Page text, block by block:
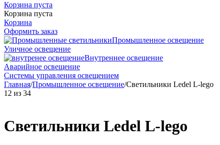
Корзина пуста
Корзина пуста
Корзина
Оформить заказ
Промышленное освещение
Уличное освещение
Внутреннее освещение
Аварийное освещение
Системы управления освещением
Главная/Промышленное освещение/Светильники Ledel L-lego
12 из 34
Светильники Ledel L-lego